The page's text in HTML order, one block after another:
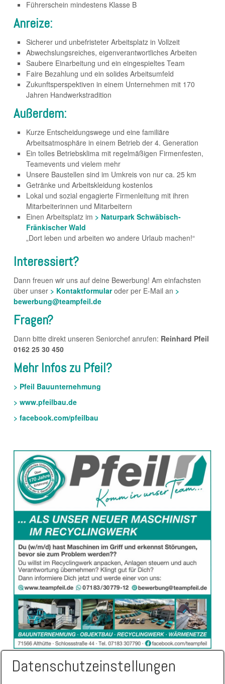
Führerschein mindestens Klasse B
Anreize:
Sicherer und unbefristeter Arbeitsplatz in Vollzeit
Abwechslungsreiches, eigenverantwortliches Arbeiten
Saubere Einarbeitung und ein eingespieltes Team
Faire Bezahlung und ein solides Arbeitsumfeld
Zukunftsperspektiven in einem Unternehmen mit 170
Jahren Handwerkstradition
Außerdem:
Kurze Entscheidungswege und eine familiäre
Arbeitsatmosphäre in einem Betrieb der 4. Generation
Ein tolles Betriebsklima mit regelmäßigen Firmenfesten,
Teamevents und vielem mehr
Unsere Baustellen sind im Umkreis von nur ca. 25 km
Getränke und Arbeitskleidung kostenlos
Lokal und sozial engagierte Firmenleitung mit ihren
Mitarbeiterinnen und Mitarbeitern
Einen Arbeitsplatz im > Naturpark Schwäbisch-
Fränkischer Wald
„Dort leben und arbeiten wo andere Urlaub machen!“
Interessiert?
Dann freuen wir uns auf deine Bewerbung! Am einfachsten
über unser > Kontaktformularoder per E-Mail an >
bewerbung@teampfeil.de
Fragen?
Dann bitte direkt unseren Seniorchef anrufen: Reinhard Pfeil
0162 25 30 450
Mehr Infos zu Pfeil?
> Pfeil Bauunternehmung
> www.pfeilbau.de
> facebook.com/pfeilbau
Datenschutzeinstellungen